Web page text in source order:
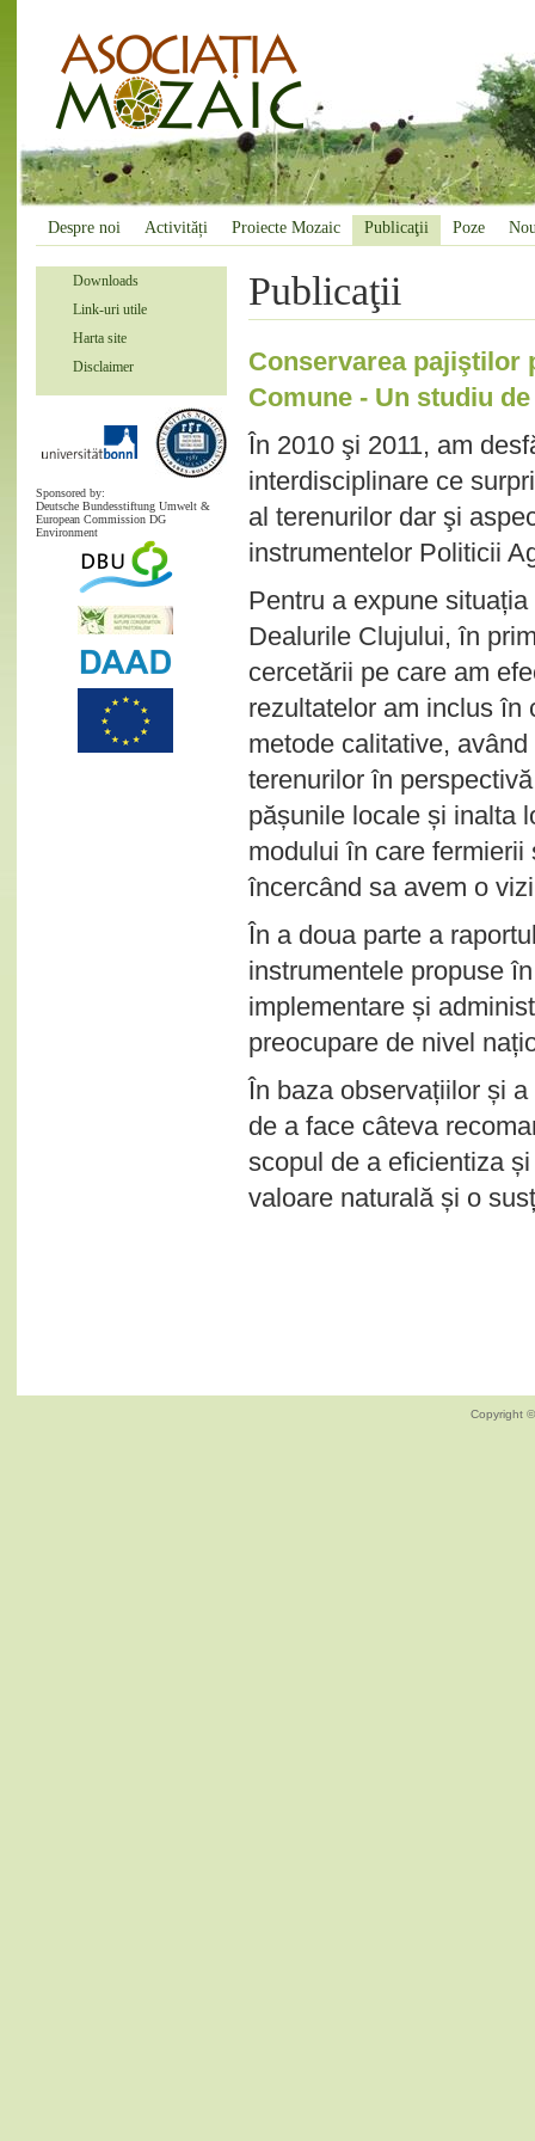
Despre noi Activități Proiecte Mozaic Publicaţii Poze
Downloads
Link-uri utile
Harta site
Disclaimer
Sponsored by:
Deutsche Bundesstiftung Umwelt &
European Commission DG
Environment
Publicaţii
Conservarea
Comune - Un studiu
În 2010 şi 2011, am
interdisciplinare ce
al terenurilor dar şi
instrumentelor Politicii
Pentru a expune
Dealurile Clujului, în
cercetării pe care am
rezultatelor am inclus în
metode calitative,
terenurilor în
pășunile locale și inalta
modului în care
încercând sa avem o
În a doua parte a
instrumentele propuse
implementare și
preocupare de nivel
În baza observațiilor și
de a face câteva
scopul de a eficientiza
valoare naturală și o
Copyright